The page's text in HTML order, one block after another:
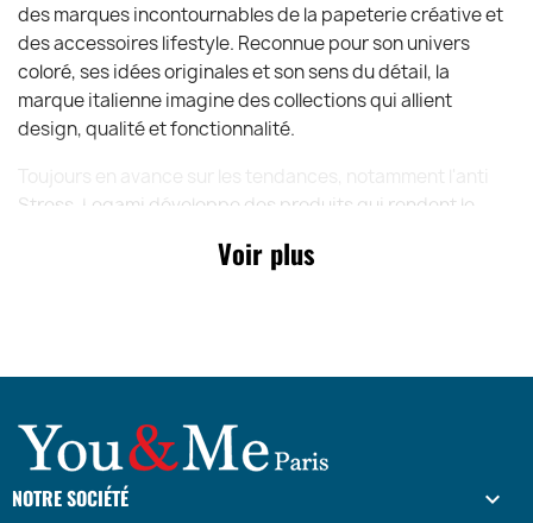
des marques incontournables de la papeterie créative et
des accessoires lifestyle. Reconnue pour son univers
coloré, ses idées originales et son sens du détail, la
marque italienne imagine des collections qui allient
design, qualité et fonctionnalité.
Toujours en avance sur les tendances, notamment l'anti
Stress, Legami développe des produits qui rendent le
Chaque création reflète une véritable identité graphique
qualité dans un accessoire qui plaît à toutes les
Voir plus
NOTRE SOCIÉTÉ 